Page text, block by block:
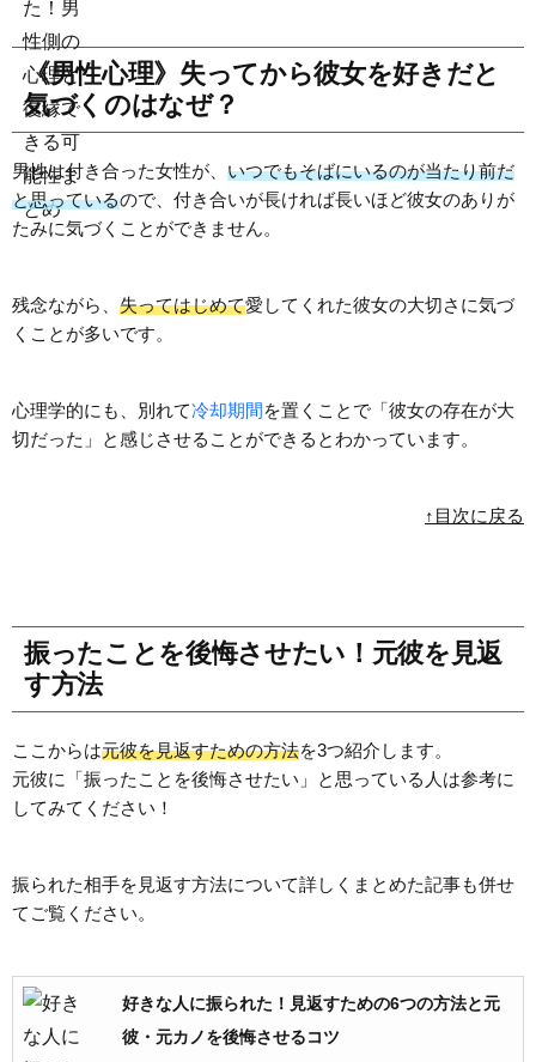
《男性心理》失ってから彼女を好きだと
気づくのはなぜ？
男性は付き合った女性が、 いつでもそばにいるのが当たり前だ
と思っているので、付き合いが長ければ長いほど彼女のありが
たみに気づくことができません。
残念ながら、 失ってはじめて愛してくれた彼女の大切さに気づ
くことが多いです。
心理学的にも、別れて冷却期間を置くことで「彼女の存在が大
切だった」と感じさせることができるとわかっています。
↑目次に戻る
振ったことを後悔させたい！元彼を見返
す方法
ここからは元彼を見返すための方法を3つ紹介します。
元彼に「振ったことを後悔させたい」と思っている人は参考に
してみてください！
振られた相手を見返す方法について詳しくまとめた記事も併せ
てご覧ください。
好きな人に振られた！見返すための6つの方法と元
彼・元カノを後悔させるコツ